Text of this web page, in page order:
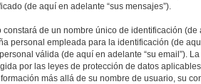
(de aquí en adelante “sus mensajes”).
constará de un nombre único de identificación (de
personal empleada para la identificación (de
válida (de aquí en adelante “su email”).
por las leyes de protección de datos
más allá de su nombre de usuario, su